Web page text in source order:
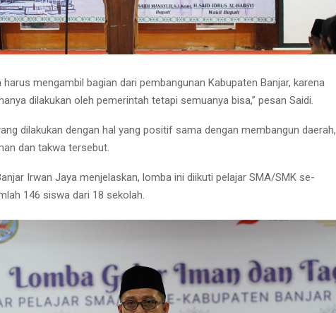
harus mengambil bagian dari pembangunan Kabupaten Banjar, karena
dilakukan oleh pemerintah tetapi semuanya bisa,” pesan Saidi.
dilakukan dengan hal yang positif sama dengan membangun daerah,
dan takwa tersebut.
Irwan Jaya menjelaskan, lomba ini diikuti pelajar SMA/SMK se-
146 siswa dari 18 sekolah.